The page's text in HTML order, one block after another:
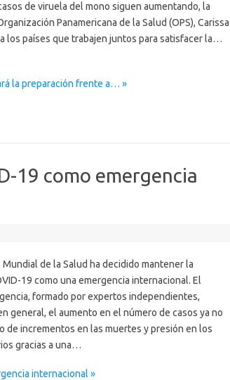
de viruela del mono siguen aumentando, la
Panamericana de la Salud (OPS), Carissa
los países que trabajen juntos para satisfacer la…
la preparación frente a… »
19 como emergencia
de la Salud ha decidido mantener la
19 como una emergencia internacional. El
formado por expertos independientes,
general, el aumento en el número de casos ya no
de incrementos en las muertes y presión en los
gracias a una…
internacional »